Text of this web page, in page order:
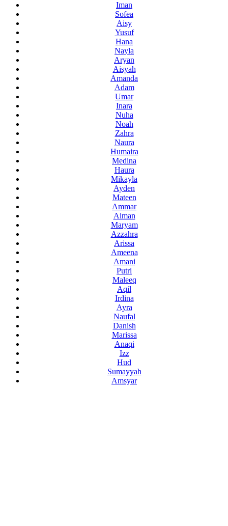
Iman
Sofea
Aisy
Yusuf
Hana
Nayla
Aryan
Aisyah
Amanda
Adam
Umar
Inara
Nuha
Noah
Zahra
Naura
Humaira
Medina
Haura
Mikayla
Ayden
Mateen
Ammar
Aiman
Maryam
Azzahra
Arissa
Ameena
Amani
Putri
Maleeq
Aqil
Irdina
Ayra
Naufal
Danish
Marissa
Anaqi
Izz
Hud
Sumayyah
Amsyar